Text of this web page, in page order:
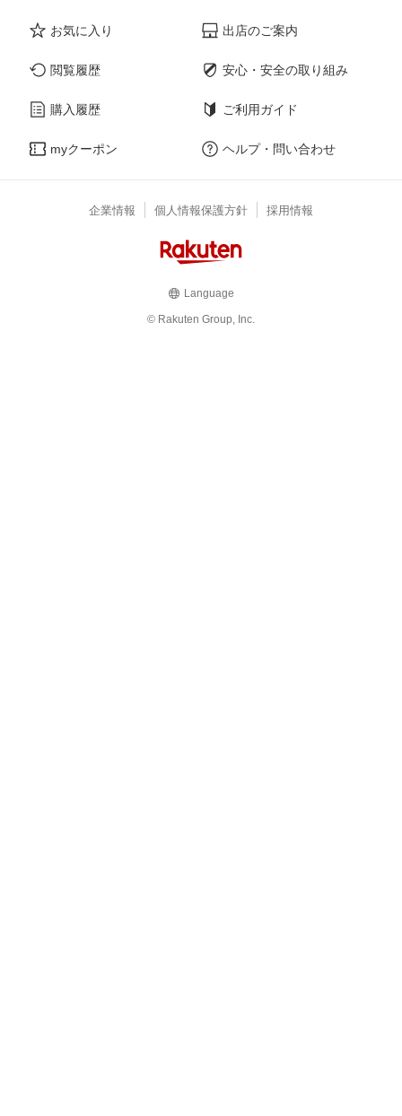
お気に入り
閲覧履歴
購入履歴
myクーポン
出店のご案内
安心・安全の取り組み
ご利用ガイド
ヘルプ・問い合わせ
企業情報 個人情報保護方針 採用情報
Language
© Rakuten Group, Inc.